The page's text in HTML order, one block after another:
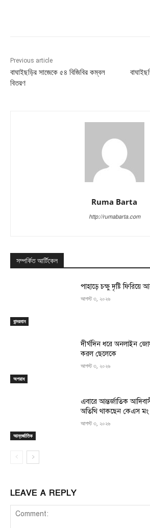
Previous article
বাঘাইছড়ির সাজেকে ৫৪ বিজিবির কম্বল
বিতরণ
Ruma Barta
http://rumabarta.com
সম্পর্কিত আর্টিকেল
বান্দরবান
পাহাড়ে চক্ষু দৃষ্টি
আগস্ট ৩, ২০২৬
অপরাধ
দীর্ঘদিন ধরে অনলাইন
করল ছেলেকে
আগস্ট ৩, ২০২৬
আন্তর্জাতিক
এবারে আন্তর্জাতিক
অতিথি থাকছেন কেএস মং
আগস্ট ৩, ২০২৬
LEAVE A REPLY